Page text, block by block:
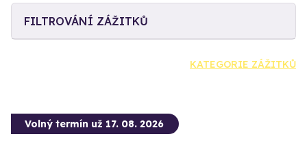
FILTROVÁNÍ ZÁŽITKŮ
KATEGORIE ZÁŽITKŮ
Volný termín už 17. 08. 2026